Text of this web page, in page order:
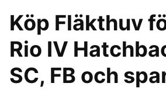
Köp Fläkthuv
Rio IV
SC, FB och